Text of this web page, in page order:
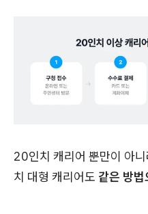
20인치 캐리어 뿐만이 아
치 대형 캐리어도 같은 방법